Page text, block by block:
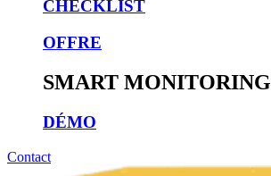
CHECKLIST
OFFRE
SMART MONITORING
DÉMO
Contact